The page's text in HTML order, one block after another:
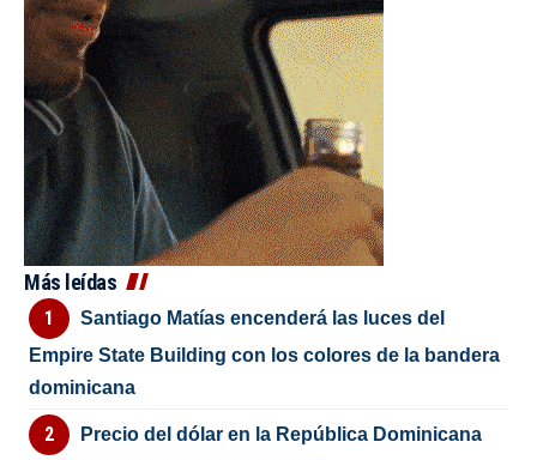
Más leídas
Santiago Matías encenderá las luces del
Empire State Building con los colores de la bandera
dominicana
Precio del dólar en la República Dominicana